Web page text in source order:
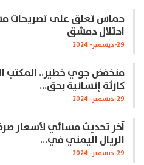
حماس تعلق على تصريحات
احتلال دمشق
29-ديسمبر- 2024
منخفض جوي خطير.. المكتب
كارثة إنسانية بحق…
29-ديسمبر- 2024
آخر تحديث مسائي لأسعار
الريال اليمني في…
29-ديسمبر- 2024